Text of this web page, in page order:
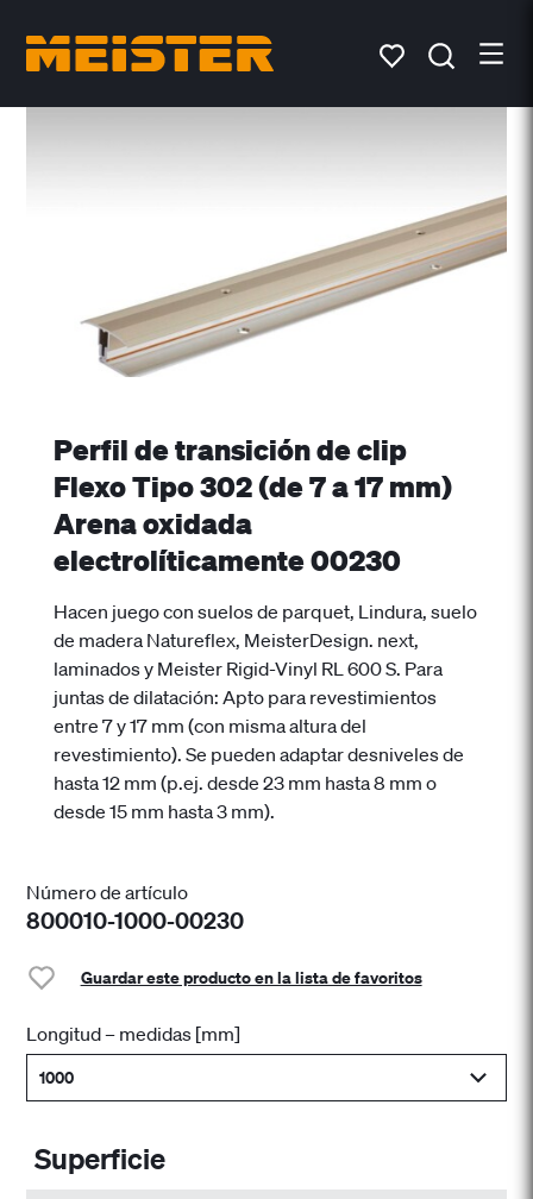
Perfil de transición de clip
Flexo Tipo 302 (de 7 a 17 mm)
Arena oxidada
electrolíticamente 00230
Hacen juego con suelos de parquet, Lindura, suelo
de madera Natureflex, MeisterDesign. next,
laminados y Meister Rigid-Vinyl RL 600 S. Para
juntas de dilatación: Apto para revestimientos
entre 7 y 17 mm (con misma altura del
revestimiento). Se pueden adaptar desniveles de
hasta 12 mm (p.ej. desde 23 mm hasta 8 mm o
desde 15 mm hasta 3 mm).
Número de artículo
800010-1000-00230
Guardar este producto en la lista de favoritos
Longitud – medidas [mm]
1000
Superficie